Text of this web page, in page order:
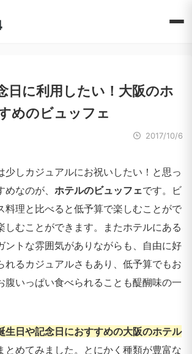
日に利用したい！大阪のホ
めのビュッフェ
2017/10/6
少しカジュアルにお祝いしたい！と思っ
なのが、 ホテルのビュッフェです。ビ
料理と比べると低予算で楽しむことがで
しむことができます。またホテルにある
ントな雰囲気がありながらも、自由に好
れるカジュアルさもあり、低予算でもお
腹いっぱい食べられることも醍醐味の一
生日や記念日におすすめの大阪のホテル
とめてみました。とにかく種類が豊富な